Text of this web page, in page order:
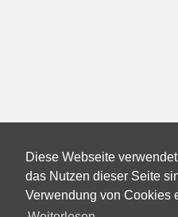
Diese Webseite
das Nutzen dieser Seite
Verwendung von Cookies